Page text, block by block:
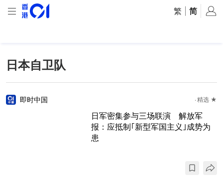
繁 简
日本自卫队
即时中国 精选 ★
日军密集参与三场联演 解放军
报：应抵制｢新型军国主义｣成势为
患